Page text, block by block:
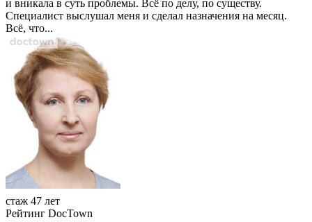
и вникала в суть проблемы. Всё по делу, по существу.
Специалист выслушал меня и сделал назначения на месяц.
Всё, что...
стаж 47 лет
Рейтинг DocTown